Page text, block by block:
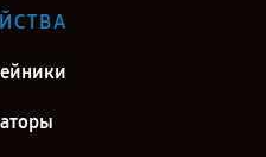
TT15 GPS Collar в г. Москва
GPS Collar в г. Санкт-Петербург